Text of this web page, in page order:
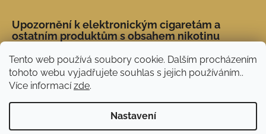
Tento web používá soubory cookie. Dalším procházením
tohoto webu vyjadřujete souhlas s jejich používáním..
Více informacízde.
Nastavení
Upozornění k elektronickým cigaretám a
ostatním produktům s obsahem nikotinu